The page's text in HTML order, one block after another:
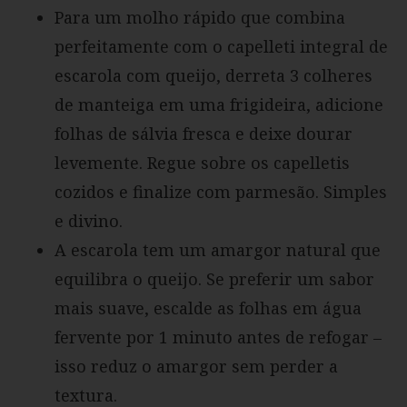
Para um molho rápido que combina
perfeitamente com o capelleti integral de
escarola com queijo, derreta 3 colheres
de manteiga em uma frigideira, adicione
folhas de sálvia fresca e deixe dourar
levemente. Regue sobre os capelletis
cozidos e finalize com parmesão. Simples
e divino.
A escarola tem um amargor natural que
equilibra o queijo. Se preferir um sabor
mais suave, escalde as folhas em água
fervente por 1 minuto antes de refogar –
isso reduz o amargor sem perder a
textura.